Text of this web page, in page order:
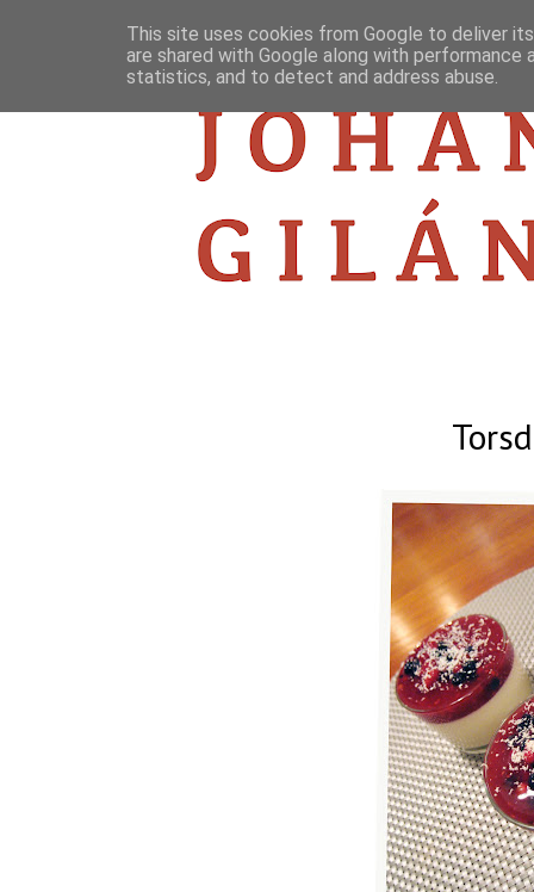
This site uses cookies from Google to deliver
are shared with Google along with
statistics, and to detect and address abuse.